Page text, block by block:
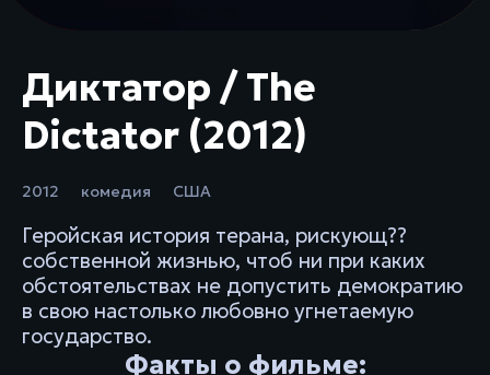
Диктатор / The
Dictator (2012)
2012 комедия США
Геройская история терана, рискующ??
собственной жизнью, чтоб ни при каких
обстоятельствах не допустить демократию
в свою настолько любовно угнетаемую
государство.
Факты о фильме: